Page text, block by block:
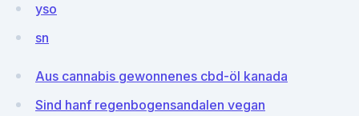
yso
sn
Aus cannabis gewonnenes cbd-öl kanada
Sind hanf regenbogensandalen vegan